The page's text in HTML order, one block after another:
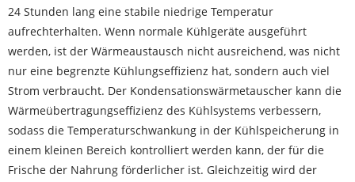
24 Stunden lang eine stabile niedrige Temperatur
aufrechterhalten. Wenn normale Kühlgeräte ausgeführt
werden, ist der Wärmeaustausch nicht ausreichend, was nicht
nur eine begrenzte Kühlungseffizienz hat, sondern auch viel
Strom verbraucht. Der Kondensationswärmetauscher kann die
Wärmeübertragungseffizienz des Kühlsystems verbessern,
sodass die Temperaturschwankung in der Kühlspeicherung in
einem kleinen Bereich kontrolliert werden kann, der für die
Frische der Nahrung förderlicher ist. Gleichzeitig wird der